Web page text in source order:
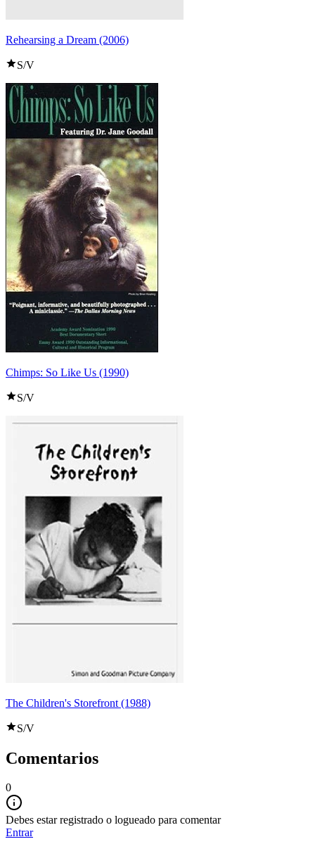
Rehearsing a Dream (2006)
S/V
Chimps: So Like Us (1990)
S/V
The Children's Storefront (1988)
S/V
Comentarios
0
Debes estar registrado o logueado para comentar
Entrar